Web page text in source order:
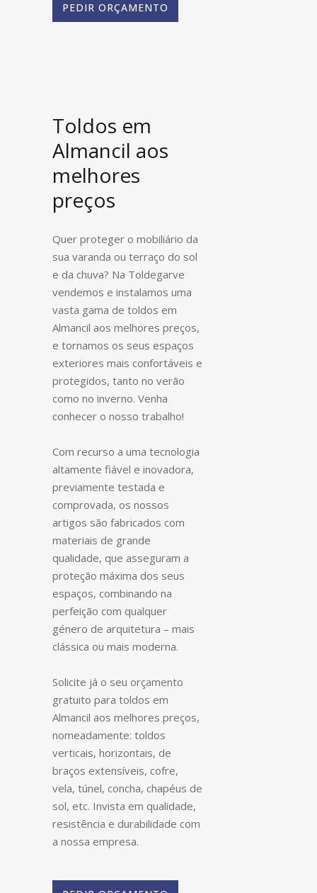
PEDIR ORÇAMENTO
Toldos em
Almancil aos
melhores
preços
Quer proteger o mobiliário da
sua varanda ou terraço do sol
e da chuva? Na Toldegarve
vendemos e instalamos uma
vasta gama de toldos em
Almancil aos melhores preços,
e tornamos os seus espaços
exteriores mais confortáveis e
protegidos, tanto no verão
como no inverno. Venha
conhecer o nosso trabalho!
Com recurso a uma tecnologia
altamente fiável e inovadora,
previamente testada e
comprovada, os nossos
artigos são fabricados com
materiais de grande
qualidade, que asseguram a
proteção máxima dos seus
espaços, combinando na
perfeição com qualquer
género de arquitetura – mais
clássica ou mais moderna.
Solicite já o seu orçamento
gratuito para toldos em
Almancil aos melhores preços,
nomeadamente: toldos
verticais, horizontais, de
braços extensíveis, cofre,
vela, túnel, concha, chapéus de
sol, etc. Invista em qualidade,
resistência e durabilidade com
a nossa empresa.